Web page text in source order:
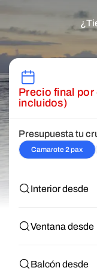
Precio final por
incluidos)
Presupuesta tu
Camarote 2 pax
Interior desde
Ventana desde
Balcón desde